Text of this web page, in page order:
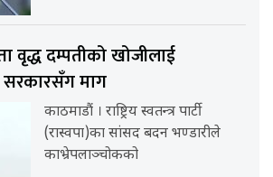
वृद्ध दम्पतीको खोजीलाई
सरकारसँग माग
काठमाडौं । राष्ट्रिय स्वतन्त्र पार्टी
(रास्वपा)का सांसद बदन भण्डारीले
काभ्रेपलाञ्चोकको